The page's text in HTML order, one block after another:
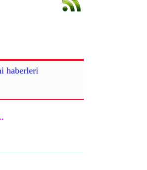
haberleri